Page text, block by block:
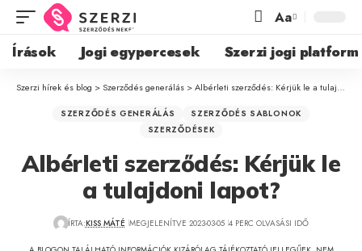
Aa
Írások Jogi egypercesek Szerzi jogi platform
Szerzi hírek és blog > Szerződés generálás >Albérleti szerződés: Kérjük le a tulajdoni lapot?
SZERZŐDÉS GENERÁLÁS
SZERZŐDÉS SABLONOK
SZERZŐDÉSEK
Albérleti szerződés: Kérjük le
a tulajdoni lapot?
ÍRTA:KISS MÁTÉ MEGJELENÍTVE 2023-03-05 4 PERC OLVASÁSI IDŐ